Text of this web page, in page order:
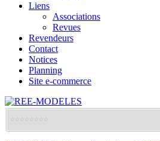
Liens
Associations
Revues
Revendeurs
Contact
Notices
Planning
Site e-commerce